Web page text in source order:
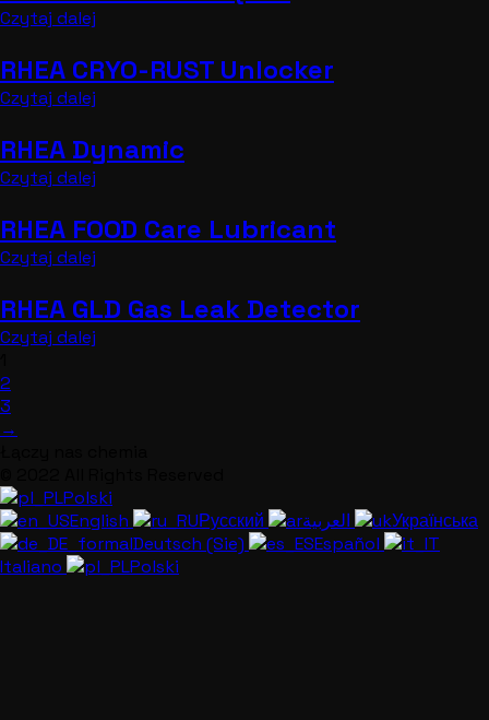
Czytaj dalej
RHEA CRYO-RUST Unlocker
Czytaj dalej
RHEA Dynamic
Czytaj dalej
RHEA FOOD Care Lubricant
Czytaj dalej
RHEA GLD Gas Leak Detector
Czytaj dalej
2
3
→
Polski
English
Русский
Українська
Deutsch (Sie)
Español
Italiano
Polski